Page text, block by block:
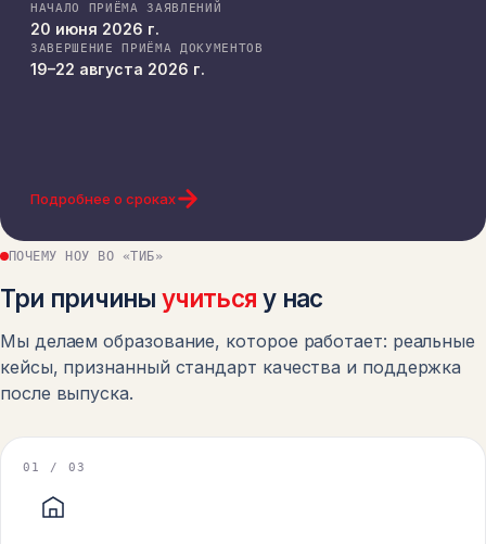
НАЧАЛО ПРИЁМА ЗАЯВЛЕНИЙ
20 июня 2026 г.
ЗАВЕРШЕНИЕ ПРИЁМА ДОКУМЕНТОВ
19–22 августа 2026 г.
Подробнее о сроках
ПОЧЕМУ НОУ ВО «ТИБ»
Три причины учиться у нас
Мы делаем образование, которое работает: реальные
кейсы, признанный стандарт качества и поддержка
после выпуска.
0 1 / 03